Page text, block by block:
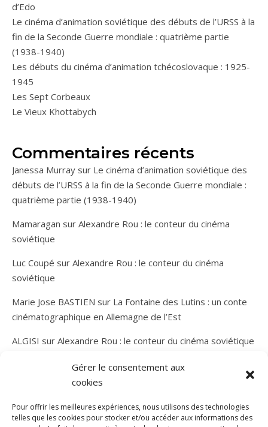
Gérer le consentement aux
cookies
Pour offrir les meilleures expériences, nous utilisons des technologies
telles que les cookies pour stocker et/ou accéder aux informations des
d’Edo
Le cinéma d’animation soviétique des débuts de l’URSS à la
fin de la Seconde Guerre mondiale : quatrième partie
(1938-1940)
Les débuts du cinéma d’animation tchécoslovaque : 1925-
1945
Les Sept Corbeaux
Le Vieux Khottabych
Commentaires récents
Janessa Murray sur Le cinéma d’animation soviétique des
débuts de l’URSS à la fin de la Seconde Guerre mondiale :
quatrième partie (1938-1940)
Mamaragan sur Alexandre Rou : le conteur du cinéma
soviétique
Luc Coupé sur Alexandre Rou : le conteur du cinéma
soviétique
Marie Jose BASTIEN sur La Fontaine des Lutins : un conte
cinématographique en Allemagne de l’Est
ALGISI sur Alexandre Rou : le conteur du cinéma soviétique